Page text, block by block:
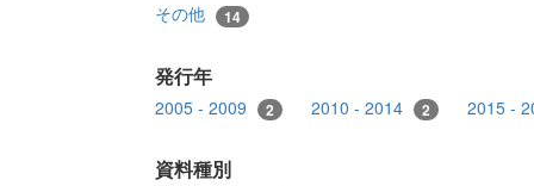
その他 14
発行年
2005 - 2009 2 2010 - 2014 2 2015 -
資料種別